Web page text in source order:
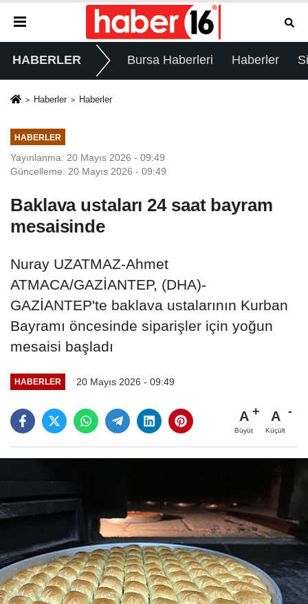
HABERLER Bursa Haberleri Haberler
Haberler Haberler
HABERLER
Yayınlanma: 20 Mayıs 2026 - 09:49
Güncelleme: 20 Mayıs 2026 - 09:49
Baklava ustaları 24 saat bayram
mesaisinde
Nuray UZATMAZ-Ahmet
ATMACA/GAZİANTEP, (DHA)-
GAZİANTEP'te baklava ustalarının Kurban
Bayramı öncesinde siparişler için yoğun
mesaisi başladı
HABERLER 20 Mayıs 2026 - 09:49
A
Büyüt
A
Küçült